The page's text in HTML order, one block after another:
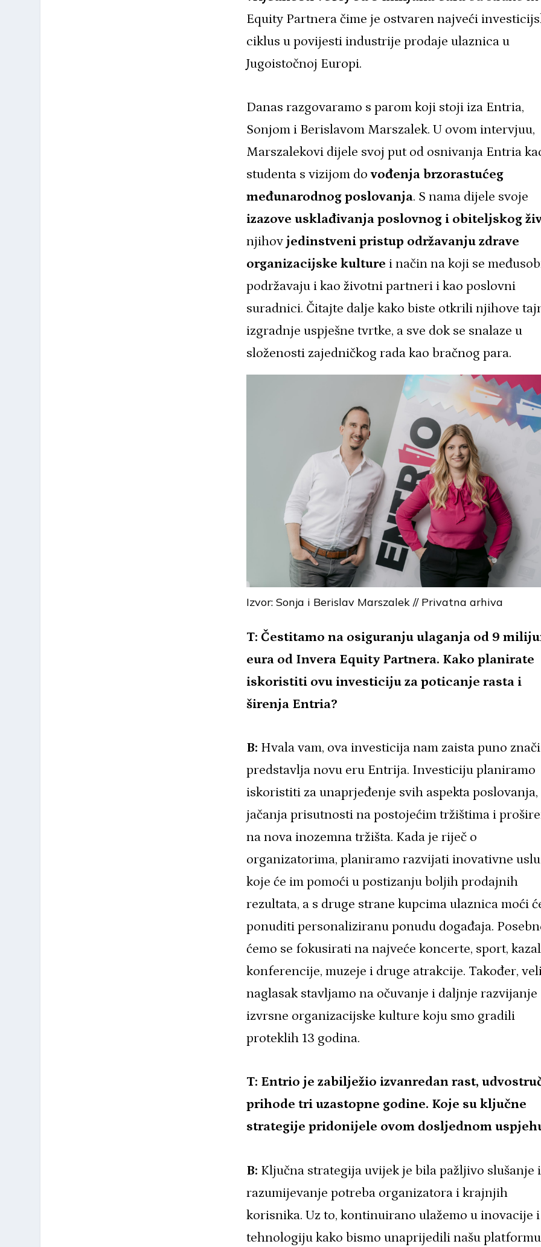
Equity Partnera čime je ostvaren najveći
ciklus u povijesti industrije prodaje ulaznica u
Jugoistočnoj Europi.
Danas razgovaramo s parom koji stoji iza Entria,
Sonjom i Berislavom Marszalek. U ovom intervjuu,
Marszalekovi dijele svoj put od osnivanja Entria
studenta s vizijom dovođenja brzorastućeg
međunarodnog poslovanja. S nama dijele svoje
izazove usklađivanja poslovnog i obiteljskog
njihov jedinstveni pristup održavanju zdrave
organizacijske kulture i način na koji se
podržavaju i kao životni partneri i kao poslovni
suradnici. Čitajte dalje kako biste otkrili njihove
izgradnje uspješne tvrtke, a sve dok se snalaze u
složenosti zajedničkog rada kao bračnog para.
Izvor: Sonja i Berislav Marszalek // Privatna arhiva
T: Čestitamo na osiguranju ulaganja od 9
eura od Invera Equity Partnera. Kako planirate
iskoristiti ovu investiciju za poticanje rasta i
širenja Entria?
B: Hvala vam, ova investicija nam zaista puno
predstavlja novu eru Entrija. Investiciju planiramo
iskoristiti za unaprjeđenje svih aspekta poslovanja,
jačanja prisutnosti na postojećim tržištima i
na nova inozemna tržišta. Kada je riječ o
organizatorima, planiramo razvijati inovativne
koje će im pomoći u postizanju boljih prodajnih
rezultata, a s druge strane kupcima ulaznica moći
ponuditi personaliziranu ponudu događaja.
ćemo se fokusirati na najveće koncerte, sport,
konferencije, muzeje i druge atrakcije. Također,
naglasak stavljamo na očuvanje i daljnje razvijanje
izvrsne organizacijske kulture koju smo gradili
proteklih 13 godina.
T: Entrio je zabilježio izvanredan rast,
prihode tri uzastopne godine. Koje su ključne
strategije pridonijele ovom dosljednom
B: Ključna strategija uvijek je bila pažljivo slušanje i
razumijevanje potreba organizatora i krajnjih
korisnika. Uz to, kontinuirano ulažemo u inovacije i
tehnologiju kako bismo unaprijedili našu